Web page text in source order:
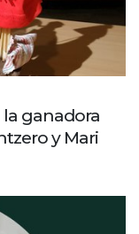
la ganadora
y Mari